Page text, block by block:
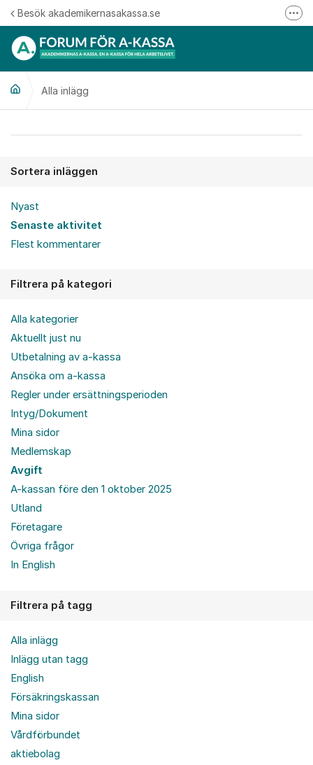
Hoppa till innehåll
Besök akademikernasakassa.se
Alla inlägg
Sortera inläggen
Nyast
Senaste aktivitet
Flest kommentarer
Filtrera på kategori
Alla kategorier
Aktuellt just nu
Utbetalning av a-kassa
Ansöka om a-kassa
Regler under ersättningsperioden
Intyg/Dokument
Mina sidor
Medlemskap
Avgift
A-kassan före den 1 oktober 2025
Utland
Företagare
Övriga frågor
In English
Filtrera på tagg
Alla inlägg
Inlägg utan tagg
English
Försäkringskassan
Mina sidor
Vårdförbundet
aktiebolag